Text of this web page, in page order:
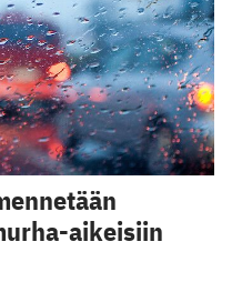
aikeisiin